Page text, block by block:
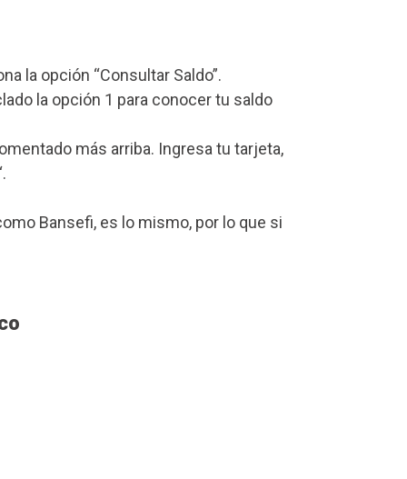
la opción “Consultar Saldo”.
la opción 1 para conocer tu saldo
más arriba. Ingresa tu tarjeta,
Bansefi, es lo mismo, por lo que si